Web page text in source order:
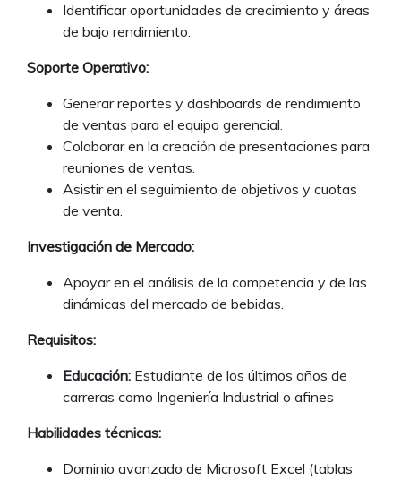
Identificar oportunidades de crecimiento y áreas
de bajo rendimiento.
Soporte Operativo:
Generar reportes y dashboards de rendimiento
de ventas para el equipo gerencial.
Colaborar en la creación de presentaciones para
reuniones de ventas.
Asistir en el seguimiento de objetivos y cuotas
de venta.
Investigación de Mercado:
Apoyar en el análisis de la competencia y de las
dinámicas del mercado de bebidas.
Requisitos:
Educación: Estudiante de los últimos años de
carreras como Ingeniería Industrial o afines
Habilidades técnicas:
Dominio avanzado de Microsoft Excel (tablas